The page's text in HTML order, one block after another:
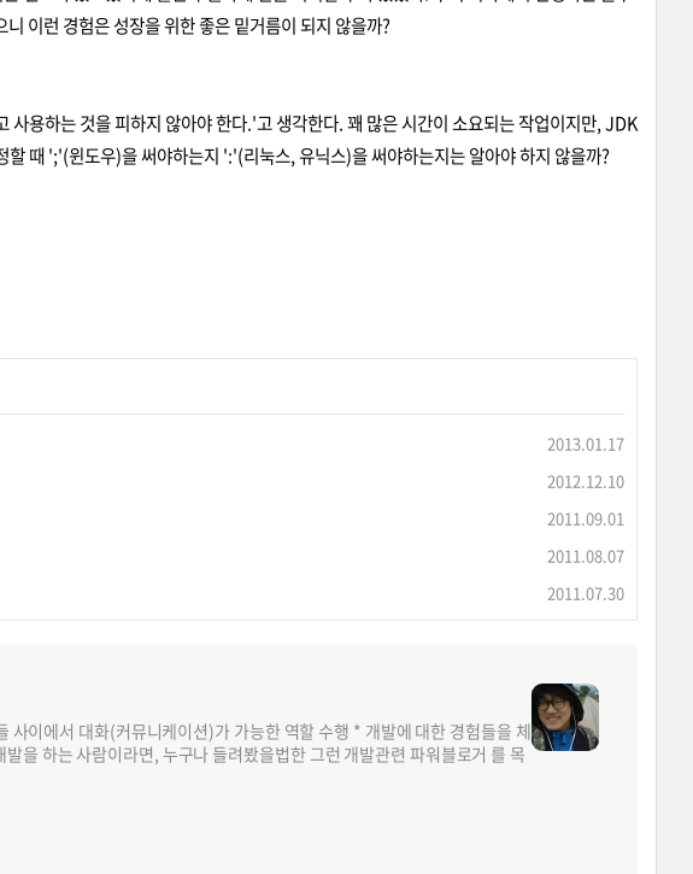
이런 경험은 성장을 위한 좋은 밑거름이 되지 않을까?
용하는 것을 피하지 않아야 한다.'고 생각한다. 꽤 많은 시간이 소요되는 작업이지만, JDK
때 ';'(윈도우)을 써야하는지 ':'(리눅스, 유닉스)을 써야하는지는 알아야 하지 않을까?
2013.01.17
2012.12.10
2011.09.01
2011.08.07
2011.07.30
이에서 대화(커뮤니케이션)가 가능한 역할 수행 * 개발에 대한 경험들을 체
을 하는 사람이라면, 누구나 들려봤을법한 그런 개발관련 파워블로거 를 목